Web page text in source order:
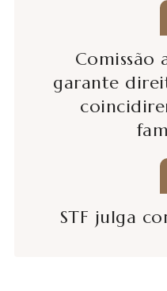
Comissão
garante
STF julga